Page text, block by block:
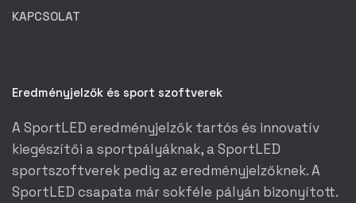
KAPCSOLAT
Eredményjelzők és sport szoftverek
A SportLED eredményjelzők tartós és innovatív
kiegészítői a sportpályáknak, a SportLED
sportszoftverek pedig az eredményjelzőknek. A
SportLED csapata már sokféle pályán bizonyított.